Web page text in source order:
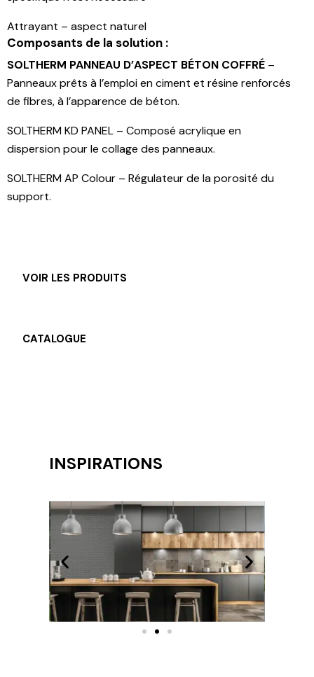
Attrayant – aspect naturel
Composants de la solution :
SOLTHERM PANNEAU D’ASPECT BÉTON COFFRÉ –
Panneaux prêts à l’emploi en ciment et résine renforcés
de fibres, à l’apparence de béton.
SOLTHERM KD PANEL – Composé acrylique en
dispersion pour le collage des panneaux.
SOLTHERM AP Colour – Régulateur de la porosité du
support.
VOIR LES PRODUITS
CATALOGUE
INSPIRATIONS